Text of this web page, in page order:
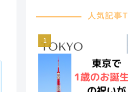
人気記事